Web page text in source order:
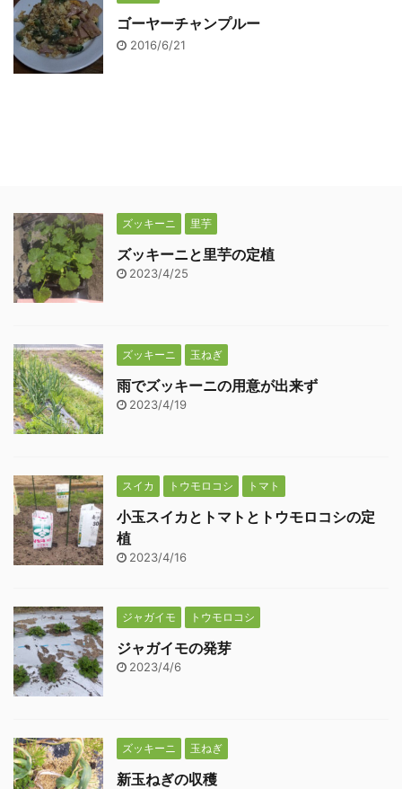
ゴーヤーチャンプルー
2016/6/21
ズッキーニ 里芋
ズッキーニと里芋の定植
2023/4/25
ズッキーニ 玉ねぎ
雨でズッキーニの用意が出来ず
2023/4/19
スイカ トウモロコシ トマト
小玉スイカとトマトとトウモロコシの定
植
2023/4/16
ジャガイモ トウモロコシ
ジャガイモの発芽
2023/4/6
ズッキーニ 玉ねぎ
新玉ねぎの収穫